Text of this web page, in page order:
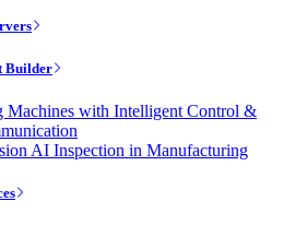
Builder
Machines with Intelligent Control &
AI Inspection in Manufacturing